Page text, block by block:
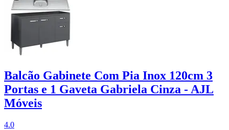
Balcão Gabinete Com Pia Inox 120cm 3
Portas e 1 Gaveta Gabriela Cinza - AJL
Móveis
4.0